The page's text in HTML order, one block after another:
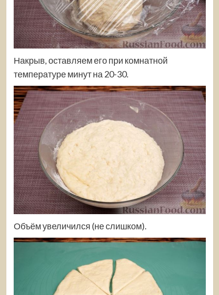
Накрыв, оставляем его при комнатной
температуре минут на 20-30.
Объём увеличился (не слишком).